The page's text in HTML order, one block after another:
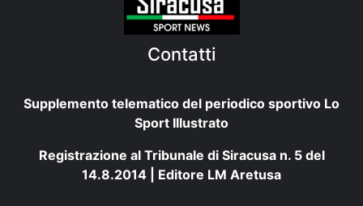
Contatti
Supplemento telematico del periodico sportivo Lo
Sport Illustrato
Registrazione al Tribunale di Siracusa n. 5 del
14.8.2014 | Editore LM Aretusa